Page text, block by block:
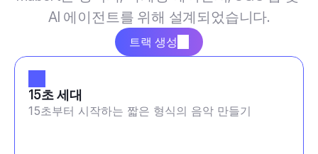
AI 에이전트를 위해 설계되었습니다.
트랙 생성
15초 세대
15초부터 시작하는 짧은 형식의 음악 만들기